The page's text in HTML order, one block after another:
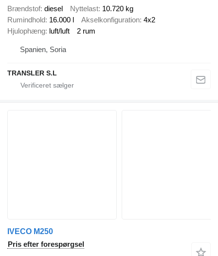
Brændstof diesel Nyttelast 10.720 kg
Rumindhold 16.000 l Akselkonfiguration 4x2
Hjulophæng luft/luft 2 rum
Spanien, Soria
TRANSLER S.L
IVECO M250
Pris efter forespørgsel